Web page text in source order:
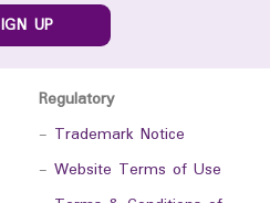
UP
Regulatory
- Trademark Notice
- Website Terms of Use